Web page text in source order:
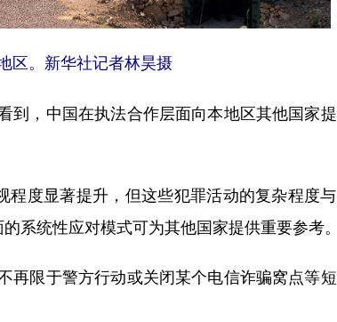
区。新华社记者林昊摄
，中国在执法合作层面向本地区其他国家
度显著提升，但这些犯罪活动的复杂程度
系统性应对模式可为其他国家提供重要参考
限于警方行动或关闭某个电信诈骗窝点等